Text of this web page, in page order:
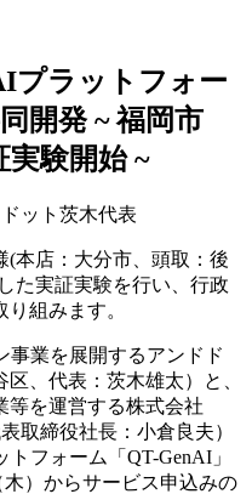
プラットフォー
開発 ~ 福岡市
験開始 ~
ット茨木代表
(本店：大分市、頭取：後
た実証実験を行い、行政
組みます。
事業を展開するアンドド
、代表：茨木雄太）と、
等を運営する株式会社
取締役社長：小倉良夫）
フォーム「QT-GenAI」
）からサービス申込みの